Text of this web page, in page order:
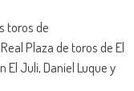
toros de
Plaza de toros de El
El Juli, Daniel Luque y